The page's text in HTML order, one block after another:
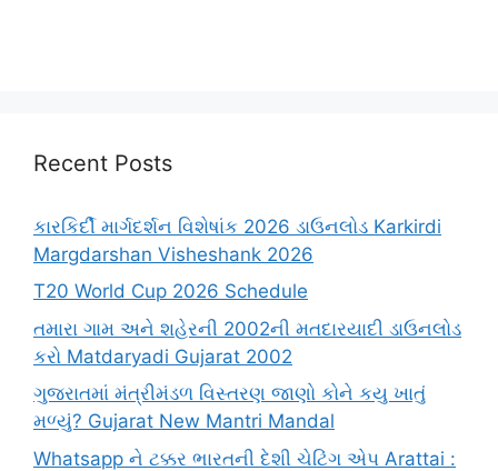
Recent Posts
કારકિર્દી માર્ગદર્શન વિશેષાંક 2026 ડાઉનલોડ Karkirdi
Margdarshan Visheshank 2026
T20 World Cup 2026 Schedule
તમારા ગામ અને શહેરની 2002ની મતદારયાદી ડાઉનલોડ
કરો Matdaryadi Gujarat 2002
ગુજરાતમાં મંત્રીમંડળ વિસ્તરણ જાણો કોને કયુ ખાતું
મળ્યું? Gujarat New Mantri Mandal
Whatsapp ને ટક્કર ભારતની દેશી ચેટિંગ એપ Arattai :